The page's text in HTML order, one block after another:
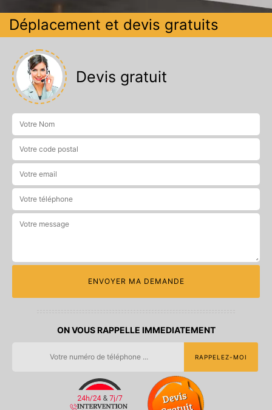
Déplacement et devis gratuits
Devis gratuit
ON VOUS RAPPELLE IMMEDIATEMENT